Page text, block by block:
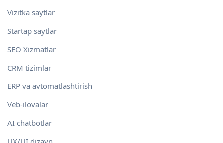
Vizitka saytlar
Startap saytlar
SEO Xizmatlar
CRM tizimlar
ERP va avtomatlashtirish
Veb-ilovalar
AI chatbotlar